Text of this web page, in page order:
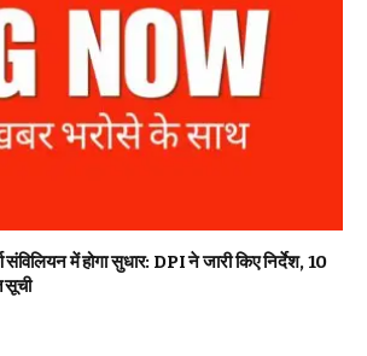
संविलियन में होगा सुधार: DPI ने जारी किए निर्देश, 10
सूची